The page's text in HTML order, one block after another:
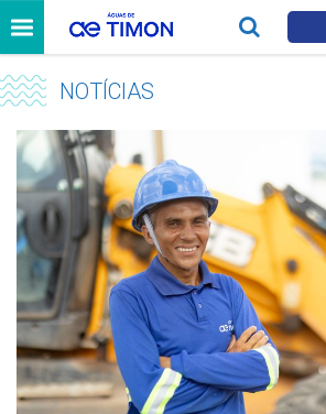
NOTÍCIAS